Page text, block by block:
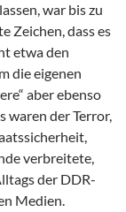
war bis zu
Zeichen, dass es
etwa den
die eigenen
aber ebenso
waren der Terror,
verbreitete,
der DDR-
Medien.